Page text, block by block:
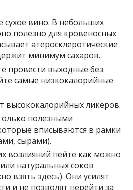
сухое вино. В небольших
полезно для кровеносных
атеросклеротические
минимум сахаров.
провести выходные без
самые низкокалорийные
высококалорийных ликёров.
полезными
вписываются в рамки
сырами).
возлияний пейте как можно
натуральных соков
взять здесь). Они усилят
и не позволят перейти за